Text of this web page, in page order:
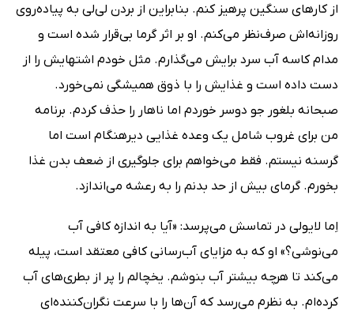
از کارهای سنگین پرهیز کنم. بنابراین از بردن لی‌لی به پیاده‌روی
روزانه‌اش صرف‌نظر می‌کنم. او بر اثر گرما بی‌قرار شده است و
مدام کاسه آب سرد برایش می‌گذارم. مثل خودم اشتهایش را از
دست داده است و غذایش را با ذوق همیشگی نمی‌خورد.
صبحانه بلغور جو دوسر خوردم اما ناهار را حذف کردم. برنامه
من برای غروب شامل یک وعده غذایی دیرهنگام است اما
گرسنه نیستم. فقط می‌خواهم برای جلوگیری از ضعف بدن غذا
بخورم. گرمای بیش از حد بدنم را به رعشه می‌اندازد.
اِما لایولی در تماسش می‌پرسد: «آیا به اندازه کافی آب
می‌نوشی؟» او که به مزایای آب‌رسانی کافی معتقد است، پیله
می‌کند تا هرچه بیشتر آب بنوشم. یخچالم را پر از بطری‌های آب
کرده‌ام. به نظرم می‌رسد که آن‌ها را با سرعت نگران‌کننده‌ای